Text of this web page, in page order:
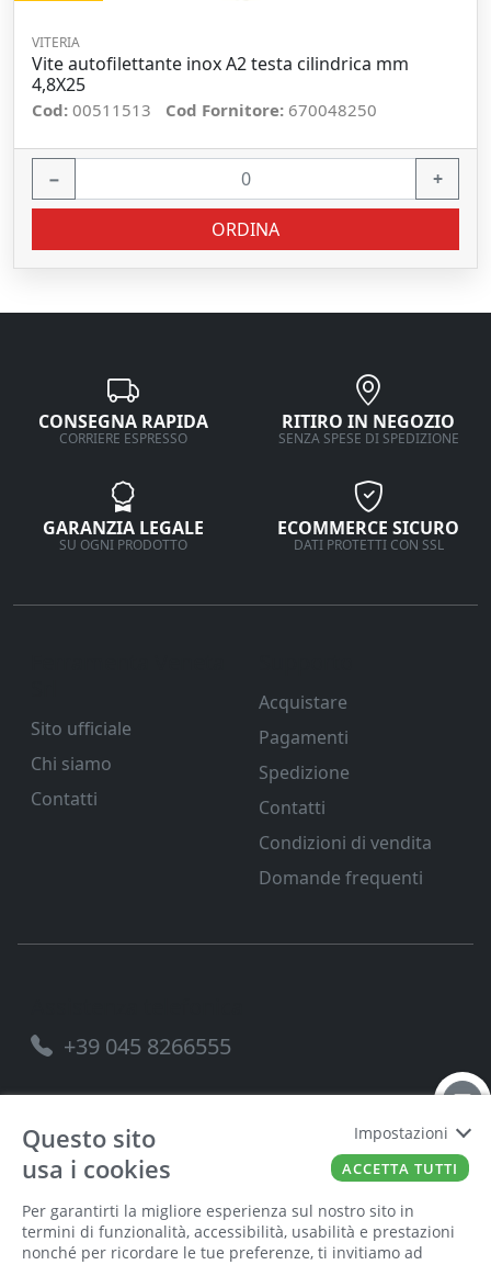
VITERIA
Vite autofilettante inox A2 testa cilindrica mm
4,8X25
Cod: 00511513 Cod Fornitore: 670048250
− +
ORDINA
CONSEGNA RAPIDA
CORRIERE ESPRESSO
RITIRO IN NEGOZIO
SENZA SPESE DI SPEDIZIONE
GARANZIA LEGALE
SU OGNI PRODOTTO
ECOMMERCE SICURO
DATI PROTETTI CON SSL
Sito ufficiale
Chi siamo
Contatti
Acquistare
Pagamenti
Spedizione
Contatti
Condizioni di vendita
Domande frequenti
+39 045 8266555
FERRAMENTA VENETA SRL 00221490238
Questo sito
usa i cookies
Per garantirti la migliore esperienza sul nostro sito in
termini di funzionalità, accessibilità, usabilità e prestazioni
nonché per ricordare le tue preferenze, ti invitiamo ad
Impostazioni
ACCETTA TUTTI